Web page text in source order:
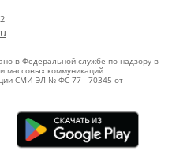
в Федеральной службе по надзору в
массовых коммуникаций
СМИ ЭЛ № ФС 77 - 70345 от